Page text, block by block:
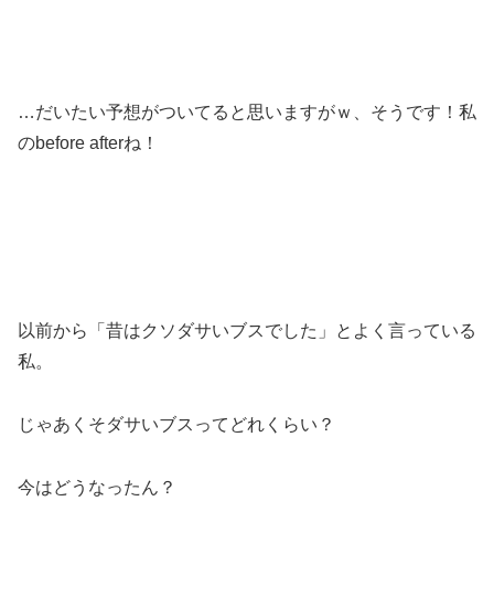
…だいたい予想がついてると思いますがｗ、そうです！私
のbefore afterね！
以前から「昔はクソダサいブスでした」とよく言っている
私。
じゃあくそダサいブスってどれくらい？
今はどうなったん？